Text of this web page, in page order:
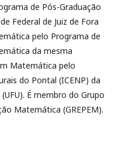
de Pós-Graduação
Federal de Juiz de Fora
pelo Programa de
da mesma
Matemática pelo
do Pontal (ICENP) da
É membro do Grupo
Matemática (GREPEM).